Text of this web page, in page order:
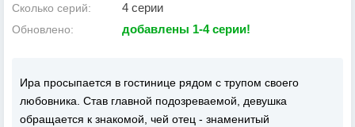
Сколько серий: 4 серии
Обновлено: добавлены 1-4 серии!
Ира просыпается в гостинице рядом с трупом своего
любовника. Став главной подозреваемой, девушка
обращается к знакомой, чей отец - знаменитый